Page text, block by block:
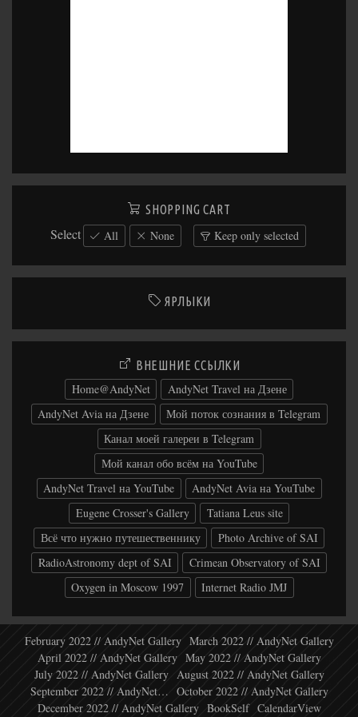
SHOPPING CART
Select All None Keep only selected
ЯРЛЫКИ
ВНЕШНИЕ ССЫЛКИ
Home@AndyNet
AndyNet Travel на Дзене
AndyNet Avia на Дзене
Мой поток сознания в Telegram
Канал моей галереи в Telegram
Мой канал обо всём на YouTube
AndyNet Travel на YouTube
AndyNet Avia на YouTube
Eugene Crosser's Gallery
Tatiana Leus site
Всё что нужно путешественнику
Photo Archive of SAI
RadioAstronomy dept of SAI
Crimean Observatory of SAI
Oxygen in Moscow 1997
Internet Radio JMJ
February 2022 // AndyNet Gallery March 2022 // AndyNet Gallery
April 2022 // AndyNet Gallery May 2022 // AndyNet Gallery
July 2022 // AndyNet Gallery
August 2022 // AndyNet Gallery
September 2022 // AndyNet… October 2022 // AndyNet Gallery
December 2022 // AndyNet Gallery BookSelf CalendarView